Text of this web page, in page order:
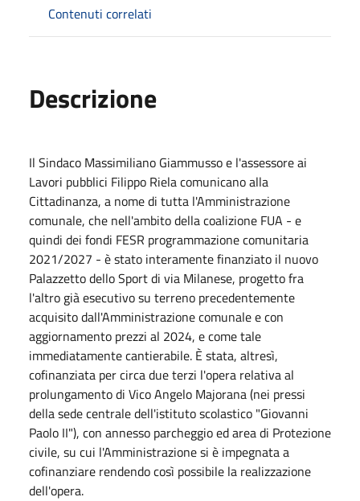
Contenuti correlati
Descrizione
Il Sindaco Massimiliano Giammusso e l'assessore ai
Lavori pubblici Filippo Riela comunicano alla
Cittadinanza, a nome di tutta l'Amministrazione
comunale, che nell'ambito della coalizione FUA - e
quindi dei fondi FESR programmazione comunitaria
2021/2027 - è stato interamente finanziato il nuovo
Palazzetto dello Sport di via Milanese, progetto fra
l'altro già esecutivo su terreno precedentemente
acquisito dall'Amministrazione comunale e con
aggiornamento prezzi al 2024, e come tale
immediatamente cantierabile. È stata, altresì,
cofinanziata per circa due terzi l'opera relativa al
prolungamento di Vico Angelo Majorana (nei pressi
della sede centrale dell'istituto scolastico "Giovanni
Paolo II"), con annesso parcheggio ed area di Protezione
civile, su cui l'Amministrazione si è impegnata a
cofinanziare rendendo così possibile la realizzazione
dell'opera.